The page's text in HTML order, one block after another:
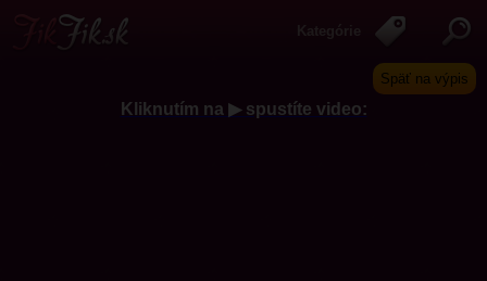
Späť na výpis
Kliknutím na ▶ spustíte video: